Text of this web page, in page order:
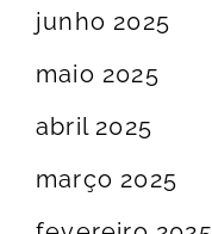
junho 2025
maio 2025
abril 2025
março 2025